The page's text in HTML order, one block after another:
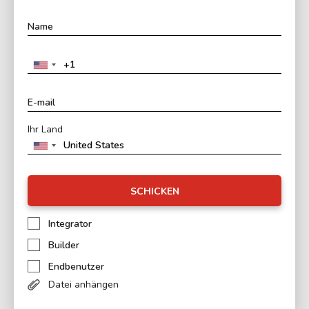
Ihr Land
SCHICKEN
Integrator
Builder
Endbenutzer
Datei anhängen